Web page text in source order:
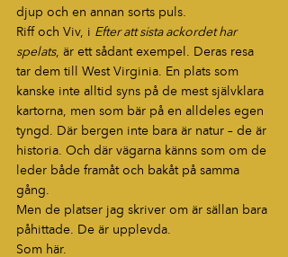
djup och en annan sorts puls.
Riff och Viv, i Efter att sista ackordet har
spelats, är ett sådant exempel. Deras resa
tar dem till West Virginia. En plats som
kanske inte alltid syns på de mest självklara
kartorna, men som bär på en alldeles egen
tyngd. Där bergen inte bara är natur – de är
historia. Och där vägarna känns som om de
leder både framåt och bakåt på samma
gång.
Men de platser jag skriver om är sällan bara
påhittade. De är upplevda.
Som här.